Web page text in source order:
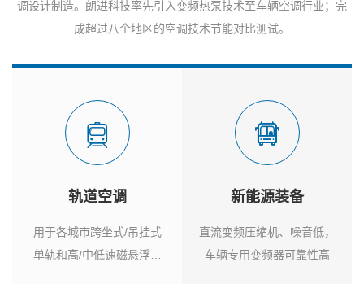
调设计制造。朗进科技率先引入变频热泵技术至车辆空调行业；完
成超过八个地区的空调技术节能对比测试。
轨道空调
用于各城市跨坐式/吊挂式
单轨和高/中低速磁悬浮列
新能源装备
直流变频压缩机、噪音低，
车辆专用变频器可靠性高